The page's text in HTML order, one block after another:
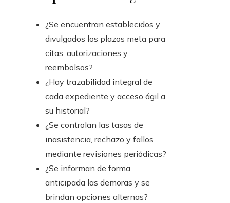
¿Se encuentran establecidos y
divulgados los plazos meta para
citas, autorizaciones y
reembolsos?
¿Hay trazabilidad integral de
cada expediente y acceso ágil a
su historial?
¿Se controlan las tasas de
inasistencia, rechazo y fallos
mediante revisiones periódicas?
¿Se informan de forma
anticipada las demoras y se
brindan opciones alternas?